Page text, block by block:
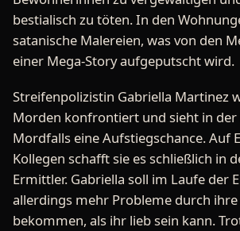
bestialisch zu töten. In den
satanische Malereien, was von den
einer Mega-Story aufgeputscht wird.
Streifenpolizistin Gabriella Martinez
Morden konfrontiert und sieht in der
Mordfalls eine Aufstiegschance. Auf
Kollegen schafft sie es schließlich in
Ermittler. Gabriella soll im Laufe der
allerdings mehr Probleme durch ihre
bekommen, als ihr lieb sein kann.